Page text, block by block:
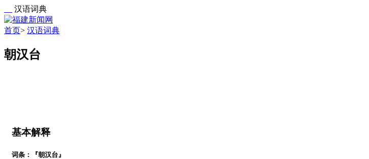
汉语词典
首页> 汉语词典
朝汉台
基本解释
词条：『朝汉台』